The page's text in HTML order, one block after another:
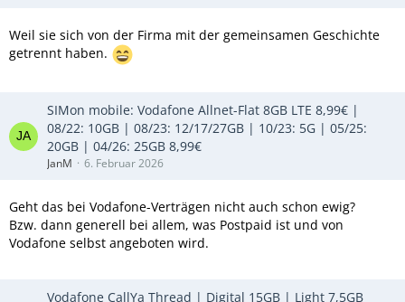
Weil sie sich von der Firma mit der gemeinsamen Geschichte
getrennt haben.
SIMon mobile: Vodafone Allnet-Flat 8GB LTE 8,99€ |
08/22: 10GB | 08/23: 12/17/27GB | 10/23: 5G | 05/25:
20GB | 04/26: 25GB 8,99€
JanM 6. Februar 2026
Geht das bei Vodafone-Verträgen nicht auch schon ewig?
Bzw. dann generell bei allem, was Postpaid ist und von
Vodafone selbst angeboten wird.
Vodafone CallYa Thread | Digital 15GB | Light 7,5GB